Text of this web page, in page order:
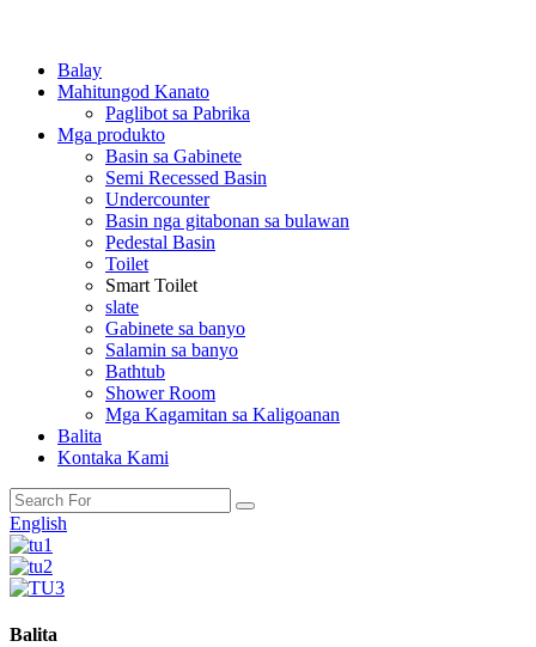
Balay
Mahitungod Kanato
Paglibot sa Pabrika
Mga produkto
Basin sa Gabinete
Semi Recessed Basin
Undercounter
Basin nga gitabonan sa bulawan
Pedestal Basin
Toilet
Smart Toilet
slate
Gabinete sa banyo
Salamin sa banyo
Bathtub
Shower Room
Mga Kagamitan sa Kaligoanan
Balita
Kontaka Kami
English
Balita